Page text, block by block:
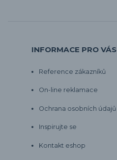
INFORMACE PRO VÁS
Reference zákazníků
On-line reklamace
Ochrana osobních údajů
Inspirujte se
Kontakt eshop